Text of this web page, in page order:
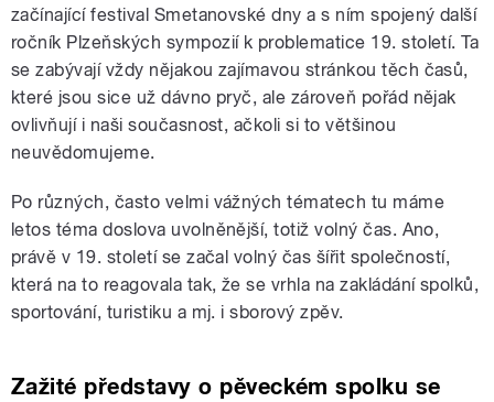
začínající festival Smetanovské dny a s ním spojený další
ročník Plzeňských sympozií k problematice 19. století. Ta
se zabývají vždy nějakou zajímavou stránkou těch časů,
které jsou sice už dávno pryč, ale zároveň pořád nějak
ovlivňují i naši současnost, ačkoli si to většinou
neuvědomujeme.
Po různých, často velmi vážných tématech tu máme
letos téma doslova uvolněnější, totiž volný čas. Ano,
právě v 19. století se začal volný čas šířit společností,
která na to reagovala tak, že se vrhla na zakládání spolků,
sportování, turistiku a mj. i sborový zpěv.
Zažité představy o pěveckém spolku se